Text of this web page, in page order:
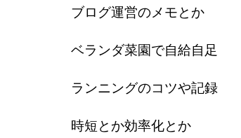
ブログ運営のメモとか
ベランダ菜園で自給自足
ランニングのコツや記録
時短とか効率化とか